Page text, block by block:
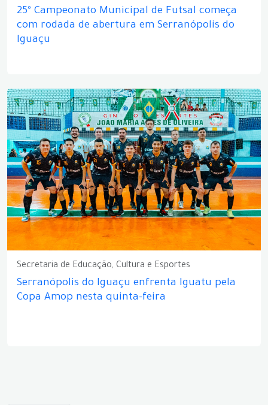
25º Campeonato Municipal de Futsal começa
com rodada de abertura em Serranópolis do
Iguaçu
Secretaria de Educação, Cultura e Esportes
Serranópolis do Iguaçu enfrenta Iguatu pela
Copa Amop nesta quinta-feira